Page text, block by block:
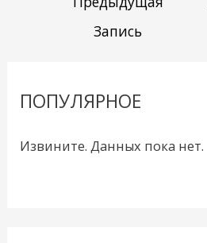
Запись
ПОПУЛЯРНОЕ
Извините. Данных пока нет.